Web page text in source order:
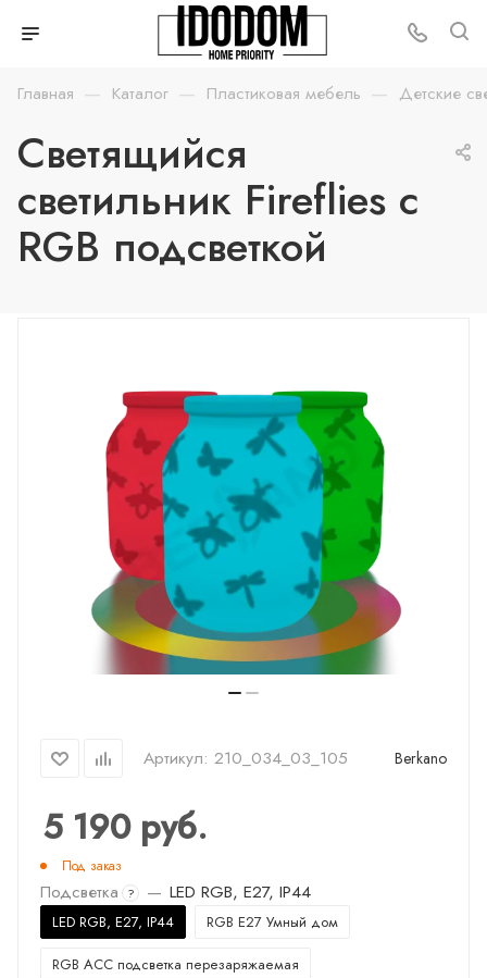
Главная — Каталог — Пластиковая мебель — Детские
Светящийся
светильник Fireflies с
RGB подсветкой
Артикул: 210_034_03_105 Berkano
5 190руб.
Под заказ
Подсветка ? — LED RGB, E27, IP44
LED RGB, E27, IP44 RGB E27 Умный дом
RGB ACC подсветка перезаряжаемая